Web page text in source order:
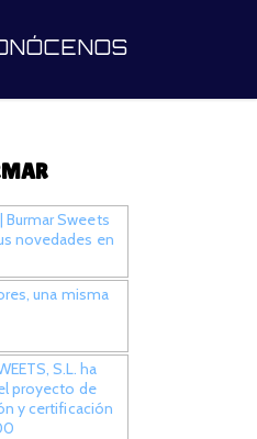
Burmar Sweets
novedades en
una misma
S.L. ha
proyecto de
y certificación